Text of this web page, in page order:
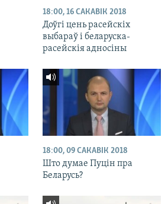
18:00, 16 САКАВІК 2018
Доўгі цень расейскіх
выбараў і беларуска-
расейскія адносіны
18:00, 09 САКАВІК 2018
Што думае Пуцін пра
Беларусь?